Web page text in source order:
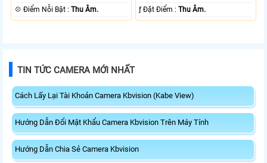
️💠 Điểm Nỗi Bật :Thu Âm.
️ƒ Đặt Điểm :Thu Âm.
TIN TỨC CAMERA MỚI NHẤT
Cách Lấy Lại Tài Khoản Camera Kbvision (Kabe View)
Hướng Dẫn Đổi Mật Khẩu Camera Kbvision Trên Máy Tính
Hướng Dẫn Chia Sẻ Camera Kbvision